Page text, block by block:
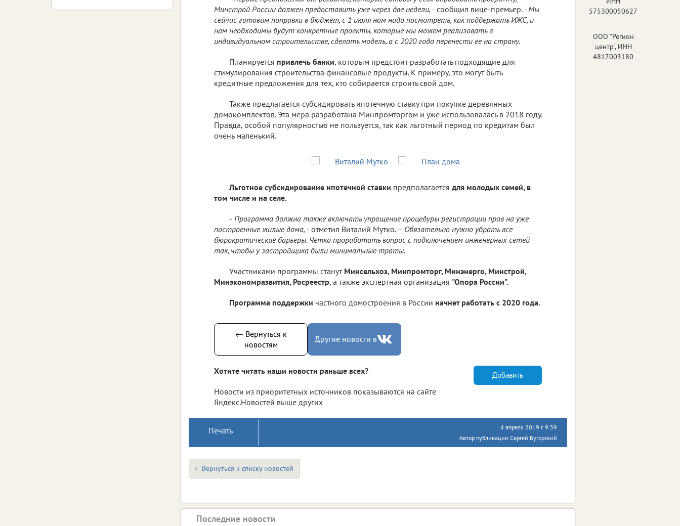
Минстрой России должен предоставить уже через две недели, - сообщил вице-премьер. - Мы
сейчас готовим поправки в бюджет, с 1 июля нам надо посмотреть, как поддержать ИЖС, и
нам необходимы будут конкретные проекты, которые мы можем реализовать в
индивидуальном строительстве, сделать модель, а с 2020 года перенести ее на страну.
Планируется привлечь банки, которым предстоит разработать подходящие для
стимулирования строительства финансовые продукты. К примеру, это могут быть
кредитные предложения для тех, кто собирается строить свой дом.
Также предлагается субсидировать ипотечную ставку при покупке деревянных
домокомплектов. Эта мера разработана Минпромторгом и уже использовалась в 2018 году.
Правда, особой популярностью не пользуется, так как льготный период по кредитам был
очень маленький.
Льготное субсидирование ипотечной ставки предполагается для молодых семей, в
том числе и на селе.
- Программа должна также включать упрощение процедуры регистрации прав на уже
построенные жилые дома, - отметил Виталий Мутко. – Обязательно нужно убрать все
бюрократические барьеры. Четко проработать вопрос с подключением инженерных сетей
так, чтобы у застройщика были минимальные траты.
Участниками программы станут Минсельхоз, Минпромторг, Минэнерго, Минстрой,
Минэкономразвития, Росреестр, а также экспертная организация "Опора России".
Программа поддержки частного домостроения в России начнет работать с 2020 года.
← Вернуться к
новостям
Другие новости в
Хотите читать наши новости раньше всех?
Новости из приоритетных источников показываются на сайте
Яндекс.Новостей выше других
Добавить
Печать
4 апреля 2019 г. 9:39
Автор публикации Сергей Бугорский
Вернуться к списку новостей
Последние новости
575300050627
ООО "Регион
центр", ИНН
4817003180